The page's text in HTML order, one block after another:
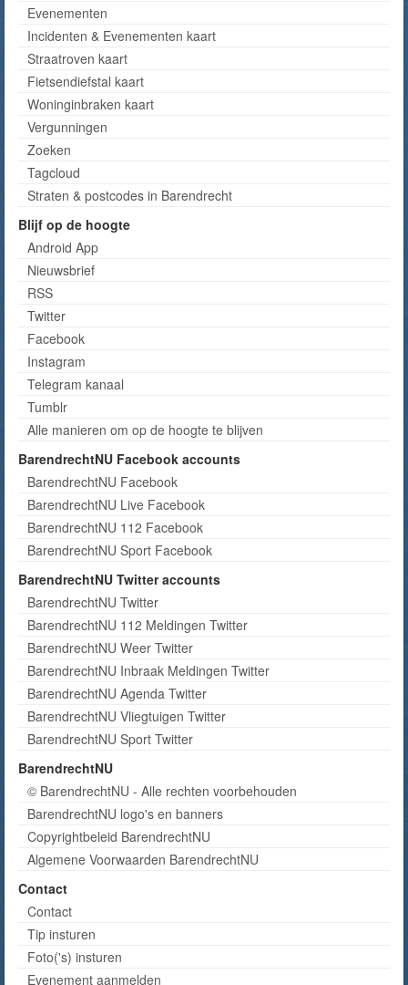
Evenementen
Incidenten & Evenementen kaart
Straatroven kaart
Fietsendiefstal kaart
Woninginbraken kaart
Vergunningen
Zoeken
Tagcloud
Straten & postcodes in Barendrecht
Blijf op de hoogte
Android App
Nieuwsbrief
RSS
Twitter
Facebook
Instagram
Telegram kanaal
Tumblr
Alle manieren om op de hoogte te blijven
BarendrechtNU Facebook accounts
BarendrechtNU Facebook
BarendrechtNU Live Facebook
BarendrechtNU 112 Facebook
BarendrechtNU Sport Facebook
BarendrechtNU Twitter accounts
BarendrechtNU Twitter
BarendrechtNU 112 Meldingen Twitter
BarendrechtNU Weer Twitter
BarendrechtNU Inbraak Meldingen Twitter
BarendrechtNU Agenda Twitter
BarendrechtNU Vliegtuigen Twitter
BarendrechtNU Sport Twitter
BarendrechtNU
© BarendrechtNU - Alle rechten voorbehouden
BarendrechtNU logo's en banners
Copyrightbeleid BarendrechtNU
Algemene Voorwaarden BarendrechtNU
Contact
Contact
Tip insturen
Foto('s) insturen
Evenement aanmelden